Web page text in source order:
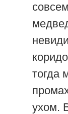
тогда
ухом.